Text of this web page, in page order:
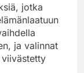
jotka
ja valinnat